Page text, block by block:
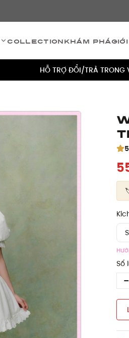
Collection Khám phá
HỖ TRỢ ĐỔI/TRẢ TRONG
MIỄN PHÍ VẬN CHUYỂN
HỖ TRỢ ĐỔI/TRẢ TRONG
TÍCH ĐIỂM 5% CHO
5
S
Số